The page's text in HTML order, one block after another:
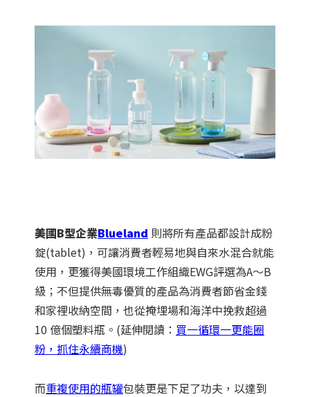
美國B型企業Blueland 則將所有產品都設計成粉
錠(tablet)，可讓消費者輕易地與自來水混合就能
使用，更獲得美國環境工作組織EWG評選為A～B
級；不但提供無毒優質的產品為消費者節省金錢
和家裡收納空間，也從掩埋場和海洋中挽救超過
10 億個塑料瓶。(延伸閱讀： 買一循環一更能圈
粉，抓住永續商機)
而重複使用的瓶罐包裝更是下足了功夫，以達到